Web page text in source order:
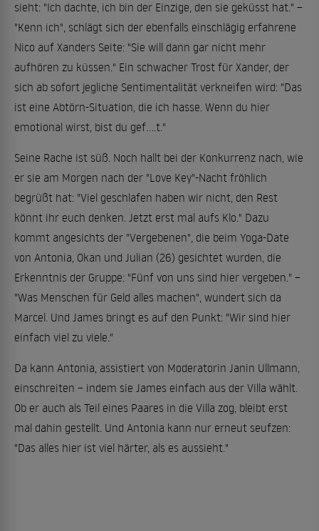
sieht: "Ich dachte, ich bin der Einzige, den sie geküsst hat." –
"Kenn ich", schlägt sich der ebenfalls einschlägig erfahrene
Nico auf Xanders Seite: "Sie will dann gar nicht mehr
aufhören zu küssen." Ein schwacher Trost für Xander, der
sich ab sofort jegliche Sentimentalität verkneifen wird: "Das
ist eine Abtörn-Situation, die ich hasse. Wenn du hier
emotional wirst, bist du gef....t."
Seine Rache ist süß. Noch hallt bei der Konkurrenz nach, wie
er sie am Morgen nach der "Love Key"-Nacht fröhlich
begrüßt hat: "Viel geschlafen haben wir nicht, den Rest
könnt ihr euch denken. Jetzt erst mal aufs Klo." Dazu
kommt angesichts der "Vergebenen", die beim Yoga-Date
von Antonia, Okan und Julian (26) gesichtet wurden, die
Erkenntnis der Gruppe: "Fünf von uns sind hier vergeben." –
"Was Menschen für Geld alles machen", wundert sich da
Marcel. Und James bringt es auf den Punkt: "Wir sind hier
einfach viel zu viele."
Da kann Antonia, assistiert von Moderatorin Janin Ullmann,
einschreiten – indem sie James einfach aus der Villa wählt.
Ob er auch als Teil eines Paares in die Villa zog, bleibt erst
mal dahin gestellt. Und Antonia kann nur erneut seufzen:
"Das alles hier ist viel härter, als es aussieht."